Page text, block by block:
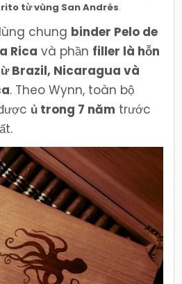
từ vùng San Andrés.
chung binder Pelo de
Rica và phần filler là hỗn
Brazil, Nicaragua và
. Theo Wynn, toàn bộ
ủ trong 7 năm trước